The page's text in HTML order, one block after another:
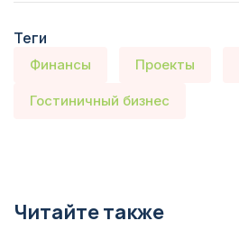
Теги
Финансы Проекты
Гостиничный бизнес
Читайте также